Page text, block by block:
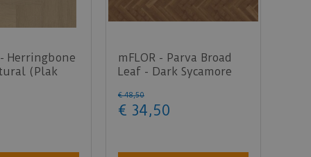
Herringbone
(Plak
mFLOR - Parva Broad
Leaf - Dark Sycamore
€ 48,50
€ 34,50